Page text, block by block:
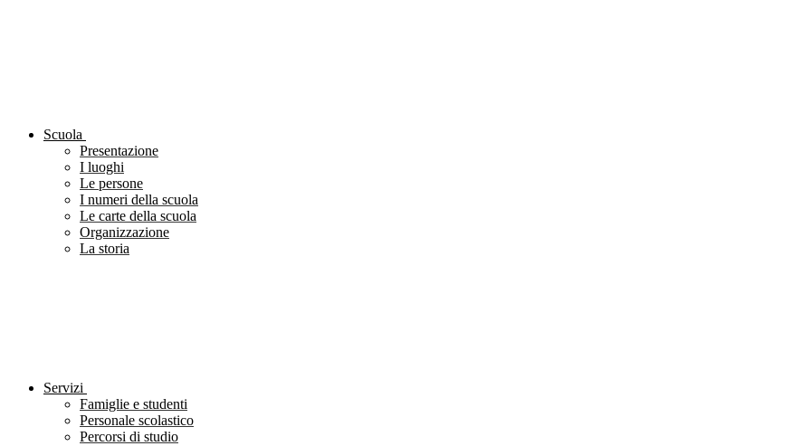
Scuola
Presentazione
I luoghi
Le persone
I numeri della scuola
Le carte della scuola
Organizzazione
La storia
Servizi
Famiglie e studenti
Personale scolastico
Percorsi di studio